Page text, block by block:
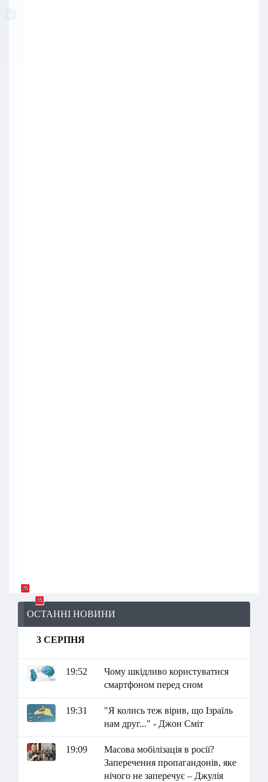
ОСТАННІ НОВИНИ
3 СЕРПНЯ
19:52
Чому шкідливо користуватися
смартфоном перед сном
19:31
"Я колись теж вірив, що Ізраїль
нам друг..." - Джон Сміт
19:09
Масова мобілізація в росії?
Заперечення пропагандонів, яке
нічого не заперечує – Джулія